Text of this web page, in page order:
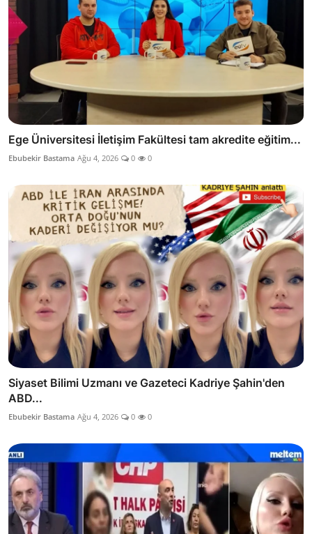
Ege Üniversitesi İletişim Fakültesi tam akredite eğitim...
Ebubekir Bastama Ağu 4, 2026 0 0
Siyaset Bilimi Uzmanı ve Gazeteci Kadriye Şahin'den
ABD...
Ebubekir Bastama Ağu 4, 2026 0 0